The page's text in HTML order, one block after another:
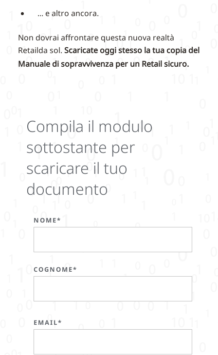
... e altro ancora.
Non dovrai affrontare questa nuova realtà
Retailda sol. Scaricate oggi stesso la tua copia del
Manuale di sopravvivenza per un Retail sicuro.
Compila il modulo
sottostante per
scaricare il tuo
documento
NOME*
COGNOME*
EMAIL*